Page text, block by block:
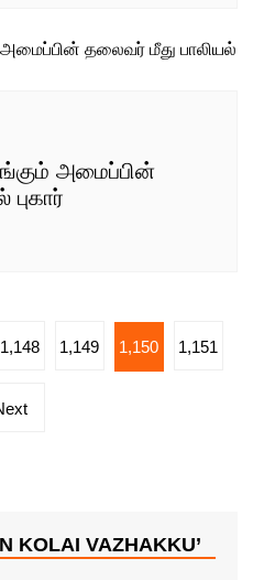
அமைப்பின்
1,148 1,149 1,150 1,151
KOLAI VAZHAKKU’